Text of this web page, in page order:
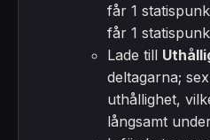
får 1
får 1
Lade till
deltagarna;
uthållighet,
långsamt